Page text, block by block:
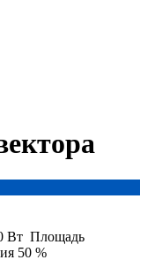
Вт Площадь
50 %